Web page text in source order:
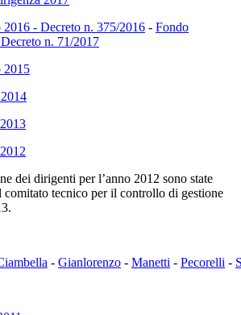
- Decreto n. 375/2016 - Fondo
n. 71/2017
2015
dei dirigenti per l’anno 2012 sono state
comitato tecnico per il controllo di gestione
- Gianlorenzo - Manetti - Pecorelli -